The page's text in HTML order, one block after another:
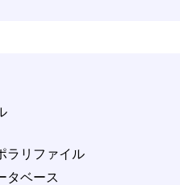
ラリファイル
タベース